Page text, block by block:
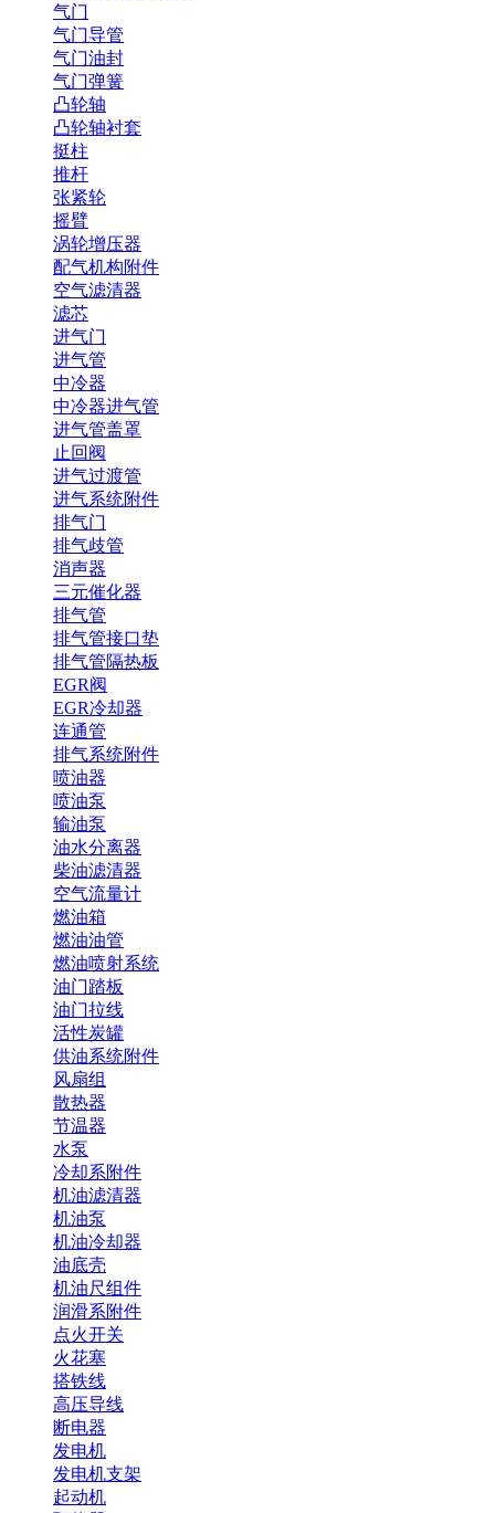
气门
气门导管
气门油封
气门弹簧
凸轮轴
凸轮轴衬套
挺柱
推杆
张紧轮
摇臂
涡轮增压器
配气机构附件
空气滤清器
滤芯
进气门
进气管
中冷器
中冷器进气管
进气管盖罩
止回阀
进气过渡管
进气系统附件
排气门
排气歧管
消声器
三元催化器
排气管
排气管接口垫
排气管隔热板
EGR阀
EGR冷却器
连通管
排气系统附件
喷油器
喷油泵
输油泵
油水分离器
柴油滤清器
空气流量计
燃油箱
燃油油管
燃油喷射系统
油门踏板
油门拉线
活性炭罐
供油系统附件
风扇组
散热器
节温器
水泵
冷却系附件
机油滤清器
机油泵
机油冷却器
油底壳
机油尺组件
润滑系附件
点火开关
火花塞
搭铁线
高压导线
断电器
发电机
发电机支架
起动机